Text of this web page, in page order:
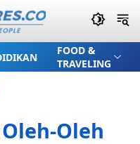
FOOD &
TRAVELING
Oleh